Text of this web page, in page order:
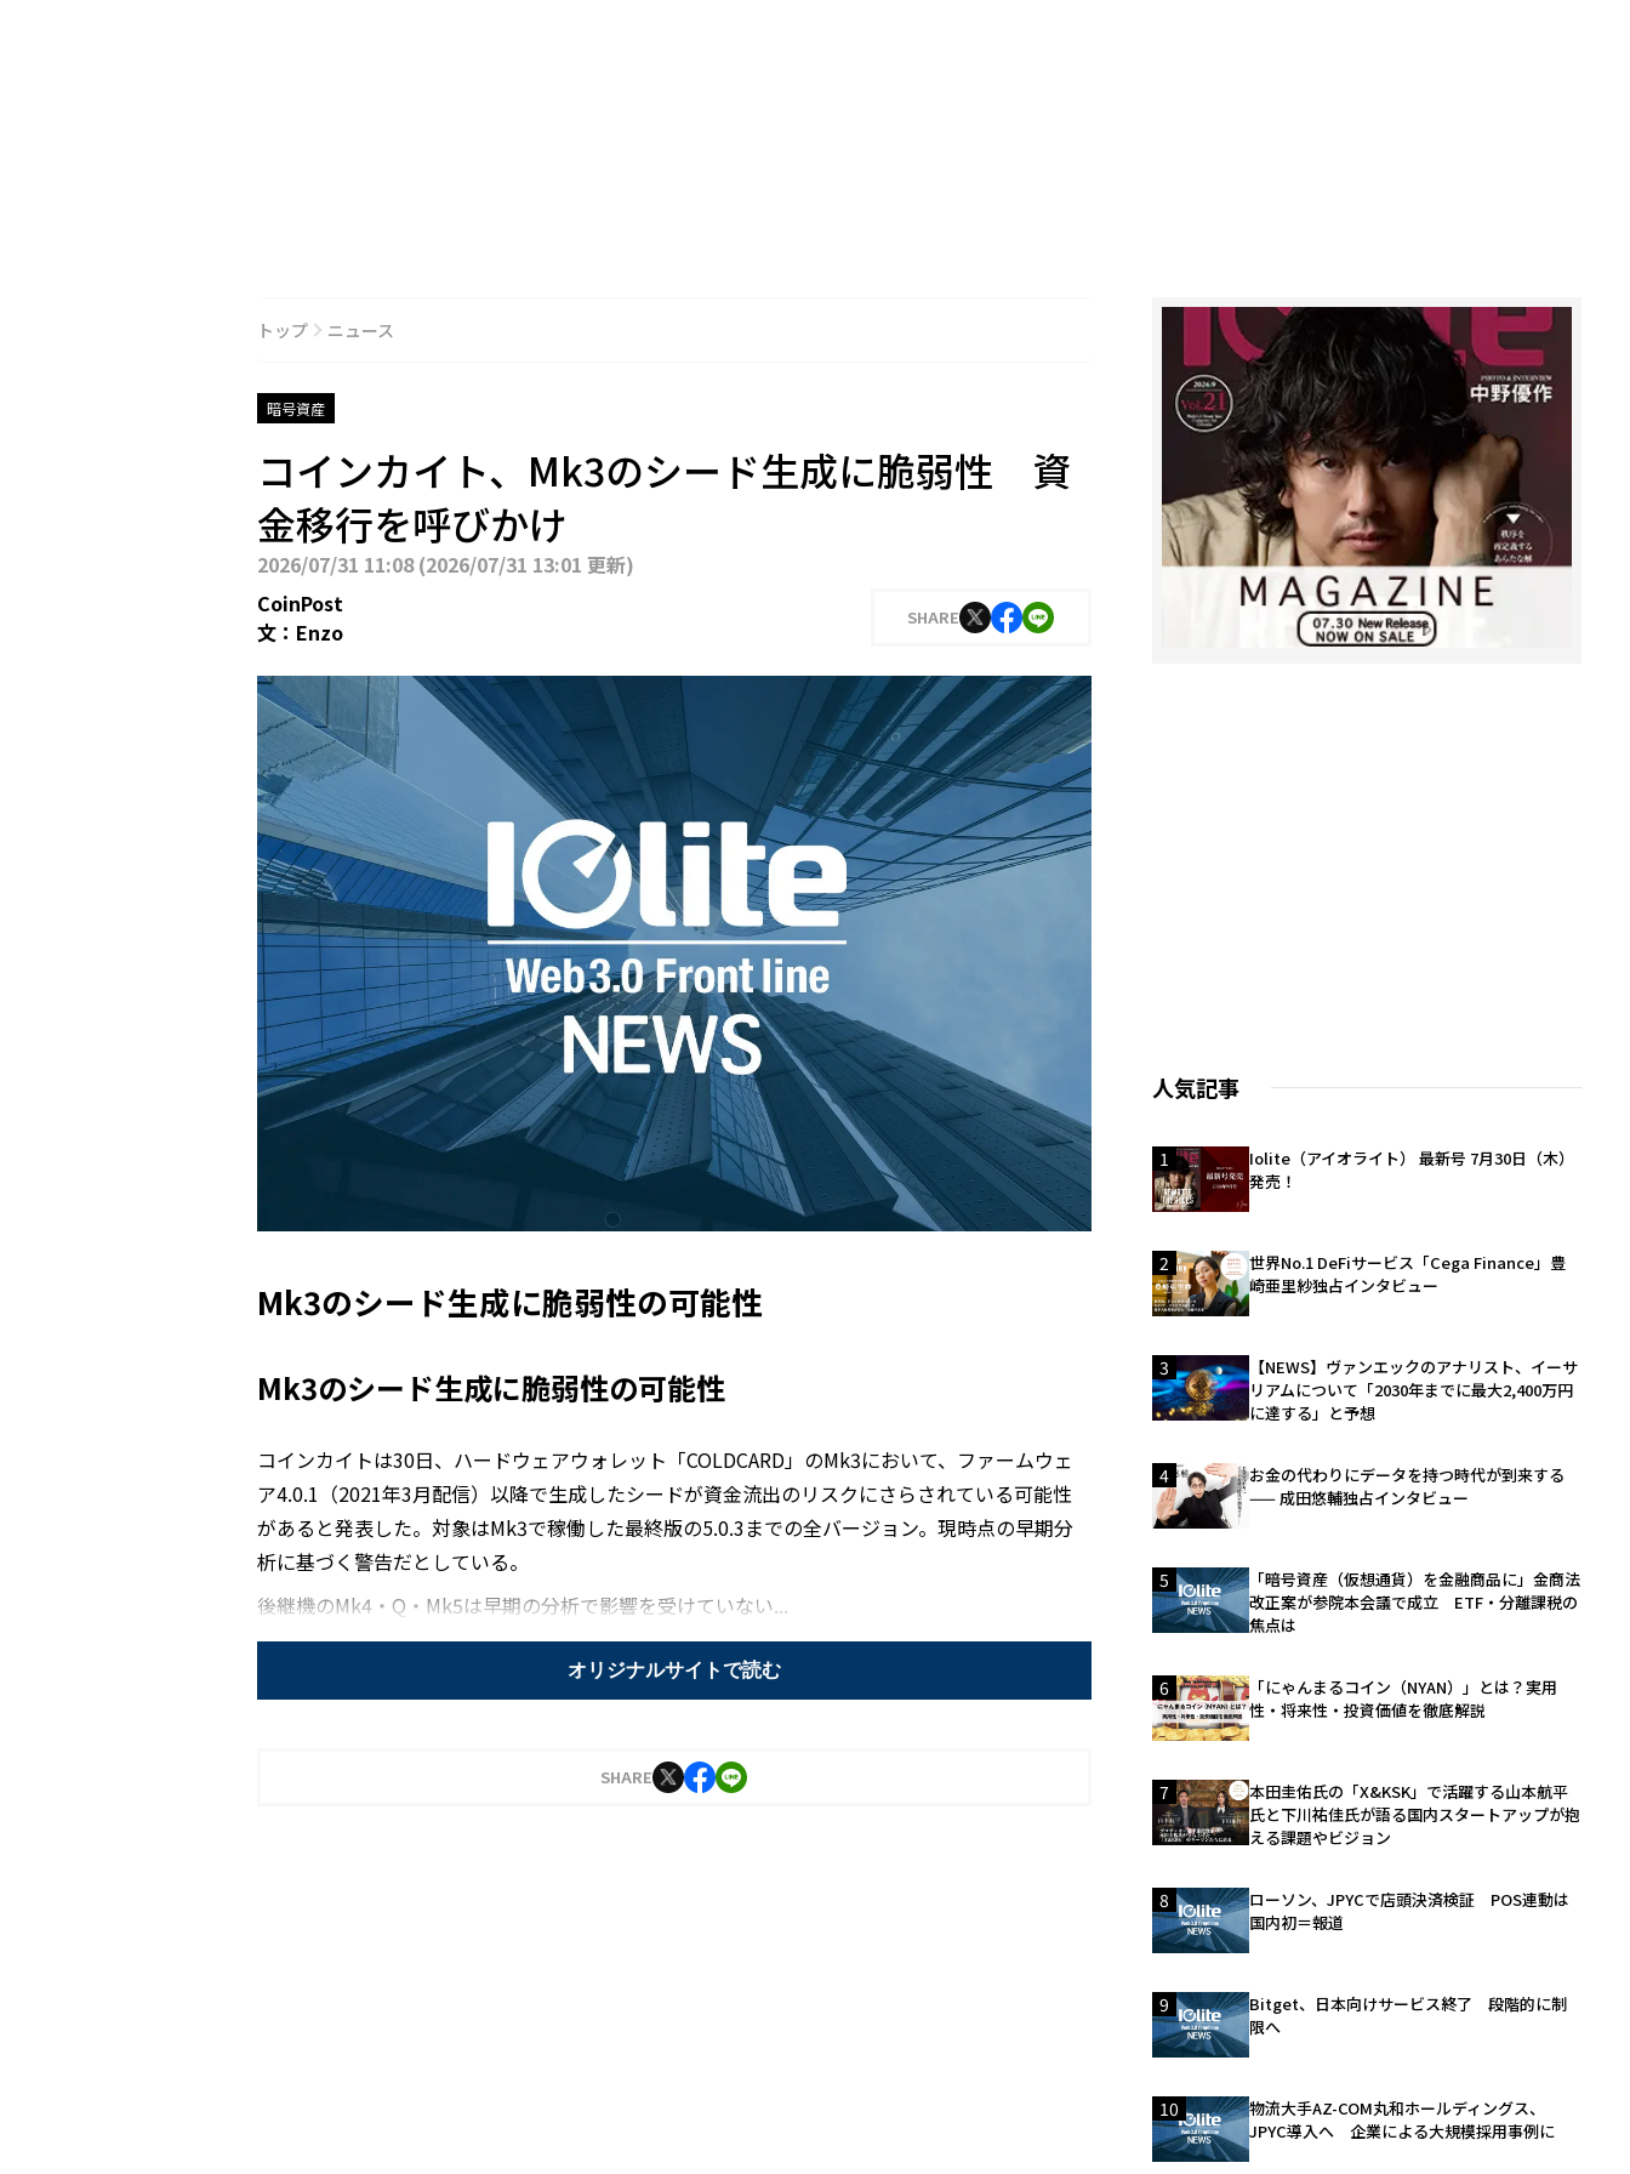
トップ ニュース
暗号資産
コインカイト、Mk3のシード生成に脆弱性 資
金移行を呼びかけ
2026/07/31 11:08(2026/07/31 13:01 更新)
CoinPost
文： Enzo SHARE
Mk3のシード生成に脆弱性の可能性
Mk3のシード生成に脆弱性の可能性
コインカイトは30日、ハードウェアウォレット「COLDCARD」のMk3において、ファームウェ
ア4.0.1（2021年3月配信）以降で生成したシードが資金流出のリスクにさらされている可能性
があると発表した。対象はMk3で稼働した最終版の5.0.3までの全バージョン。現時点の早期分
析に基づく警告だとしている。
後継機のMk4・Q・Mk5は早期の分析で影響を受けていない...
オリジナルサイトで読む
SHARE
人気記事
1
Iolite（アイオライト） 最新号 7月30日（木）
発売！
2
世界No.1 DeFiサービス「Cega Finance」豊
崎亜里紗独占インタビュー
3
【NEWS】ヴァンエックのアナリスト、イーサ
リアムについて「2030年までに最大2,400万円
に達する」と予想
4
お金の代わりにデータを持つ時代が到来する
—— 成田悠輔独占インタビュー
5
「暗号資産（仮想通貨）を金融商品に」金商法
改正案が参院本会議で成立 ETF・分離課税の
焦点は
6
「にゃんまるコイン（NYAN）」とは？実用
性・将来性・投資価値を徹底解説
7
本田圭佑氏の「X&KSK」で活躍する山本航平
氏と下川祐佳氏が語る国内スタートアップが抱
える課題やビジョン
8
ローソン、JPYCで店頭決済検証 POS連動は
国内初＝報道
9
Bitget、日本向けサービス終了 段階的に制
限へ
10
物流大手AZ-COM丸和ホールディングス、
JPYC導入へ 企業による大規模採用事例に